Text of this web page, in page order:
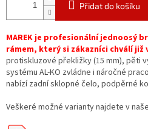
Přidat do košíku
MAREK je profesionální jednoosý
rámem, který si zákazníci chválí již
protiskluzové překližky (15 mm), pěti
systému AL-KO zvládne i náročné
nabízí zadní sklopné čelo, podpěrné
Veškeré možné varianty najdete v